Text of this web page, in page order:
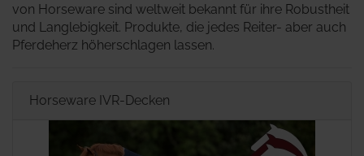
von Horseware sind weltweit bekannt für ihre Robustheit
und Langlebigkeit. Produkte, die jedes Reiter- aber auch
Pferdeherz höherschlagen lassen.
Horseware IVR-Decken